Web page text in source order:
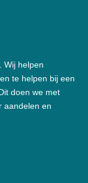
Wij helpen
te helpen bij een
doen we met
aandelen en